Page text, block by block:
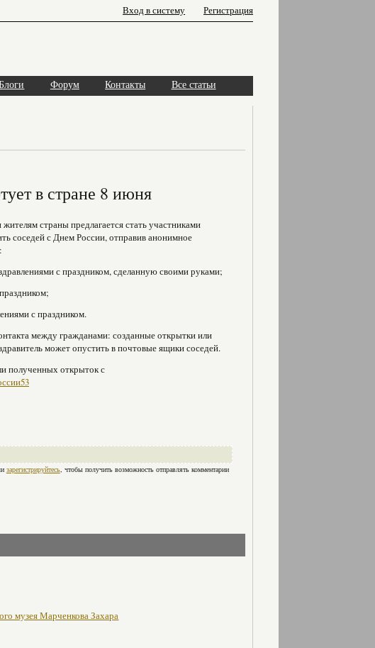
Вход в систему Регистрация
Форум Контакты Все статьи
в стране 8 июня
страны предлагается стать участниками
соседей с Днем России, отправив анонимное
с праздником, сделанную своими руками;
с праздником.
между гражданами: созданные открытки или
может опустить в почтовые ящики соседей.
полученных открыток с
зарегистрируйтесь, чтобы получить возможность отправлять комментарии
музея Марченкова Захара